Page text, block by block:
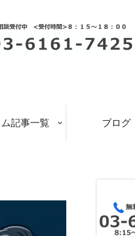
記事一覧 ブログ